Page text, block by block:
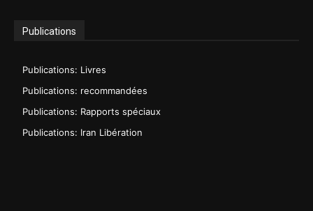
Publications
Publications: Livres
Publications: recommandées
Publications: Rapports spéciaux
Publications: Iran Libération